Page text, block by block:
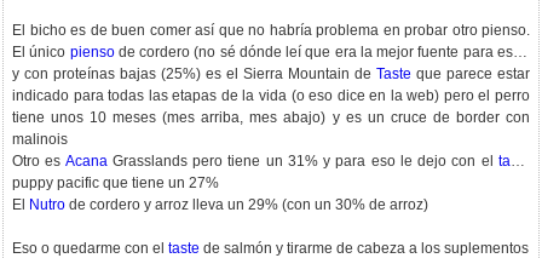
El bicho es de buen comer así que no habría problema en probar otro pienso.
El único piensode cordero (no sé dónde leí que era la mejor fuente para esto)
y con proteínas bajas (25%) es el Sierra Mountain de Taste que parece estar
indicado para todas las etapas de la vida (o eso dice en la web) pero el perro
tiene unos 10 meses (mes arriba, mes abajo) y es un cruce de border con
malinois
Otro es AcanaGrasslands pero tiene un 31% y para eso le dejo con eltaste
puppy pacific que tiene un 27%
El Nutro de cordero y arroz lleva un 29% (con un 30% de arroz)
Eso o quedarme con el taste de salmón y tirarme de cabeza a los suplementos